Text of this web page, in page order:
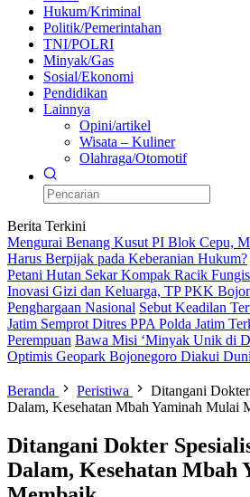
Hukum/Kriminal
Politik/Pemerintahan
TNI/POLRI
Minyak/Gas
Sosial/Ekonomi
Pendidikan
Lainnya
Opini/artikel
Wisata – Kuliner
Olahraga/Otomotif
Berita Terkini
Mengurai Benang Kusut PI Blok Cepu,
Harus Berpijak pada Keberanian Hukum?
Petani Hutan Sekar Kompak Racik
Inovasi Gizi dan Keluarga, TP PKK
Penghargaan Nasional Sebut Keadilan
Jatim Semprot Ditres PPA Polda Jatim
Perempuan Bawa Misi ‘Minyak Unik di
Optimis Geopark Bojonegoro Diakui
Beranda Peristiwa
Ditangani
Dalam, Kesehatan Mbah Yaminah Mulai
Ditangani Dokter
Dalam, Kesehatan Mbah